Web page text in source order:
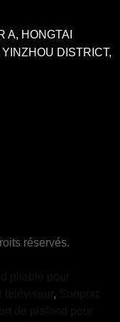
A, HONGTAI
DISTRICT,
réservés.
,